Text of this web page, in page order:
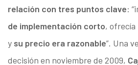
relación con tres puntos clave:
de implementación corto, ofrecía
y su precio era razonable”. Una
decisión en noviembre de 2009,